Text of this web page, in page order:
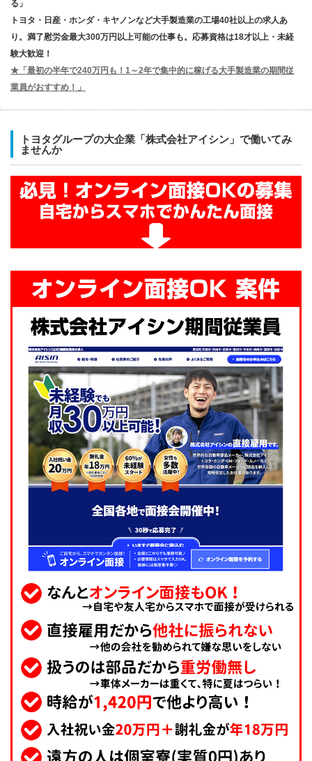
る」
トヨタ・日産・ホンダ・キヤノンなど大手製造業の工場40社以上の求人あ
り。満了慰労金最大300万円以上可能の仕事も。応募資格は18才以上・未経
験大歓迎！
★「最初の半年で240万円も！1～2年で集中的に稼げる大手製造業の期間従
業員がおすすめ！」
トヨタグループの大企業「株式会社アイシン」で働いてみ
ませんか